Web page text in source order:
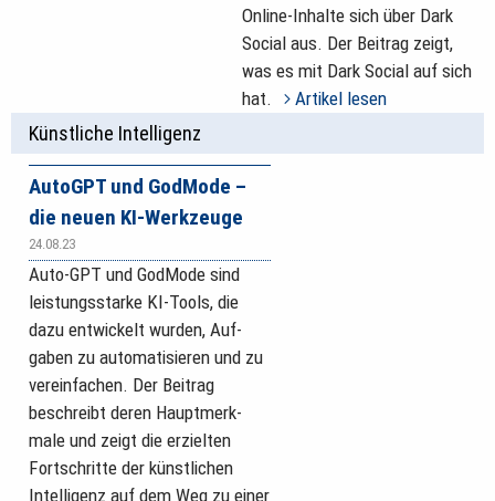
Online-Inhalte sich über Dark
Social aus. Der Beitrag zeigt,
was es mit Dark Social auf sich
hat.
Artikel lesen
Künstliche Intelligenz
AutoGPT und GodMode –
die neuen KI-Werkzeuge
24.08.23
Auto-GPT und GodMode sind
leistungsstarke KI-Tools, die
dazu entwickelt wurden, Auf­
gaben zu automatisieren und zu
vereinfachen. Der Beitrag
beschreibt deren Hauptmerk­
male und zeigt die erzielten
Fortschritte der künstlichen
Intelligenz auf dem Weg zu einer